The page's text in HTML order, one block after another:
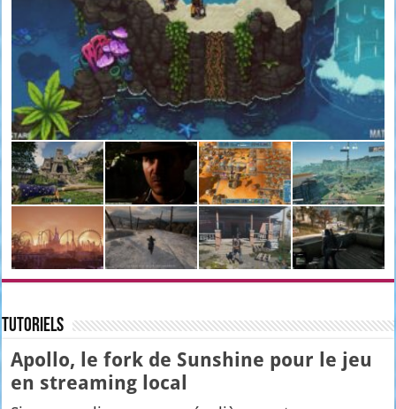
Tutoriels
Apollo, le fork de Sunshine pour le jeu
en streaming local